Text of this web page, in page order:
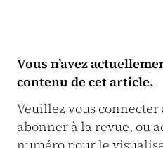
Vous n’avez
contenu de cet article.
Veuillez vous connecter
abonner à la revue, ou